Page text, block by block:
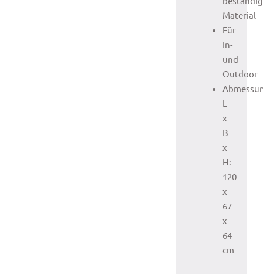
Material
Für
In-
und
Outdoor
L
x
B
x
H:
120
x
67
x
64
cm